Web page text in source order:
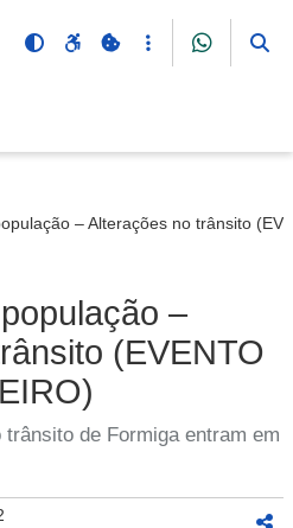
– Alterações no trânsito
–
(EVENTO
de Formiga entram em